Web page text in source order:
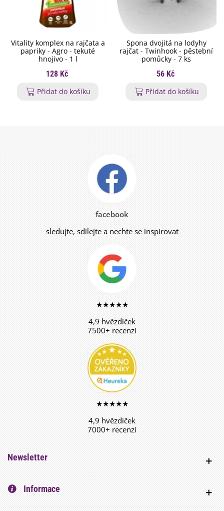
Vitality komplex na rajčata a
papriky - Agro - tekuté
hnojivo - 1 l
128 Kč
Přidat do košíku
Spona dvojitá na lodyhy
rajčat - Twinhook - pěstební
pomůcky - 7 ks
56 Kč
Přidat do košíku
facebook
sledujte, sdílejte a nechte se inspirovat
★★★★★
4,9 hvězdiček
7500+ recenzí
★★★★★
4,9 hvězdiček
7000+ recenzí
Newsletter
Informace